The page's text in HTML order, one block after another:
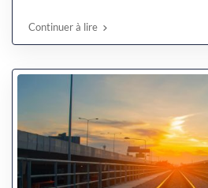
Continuer à lire